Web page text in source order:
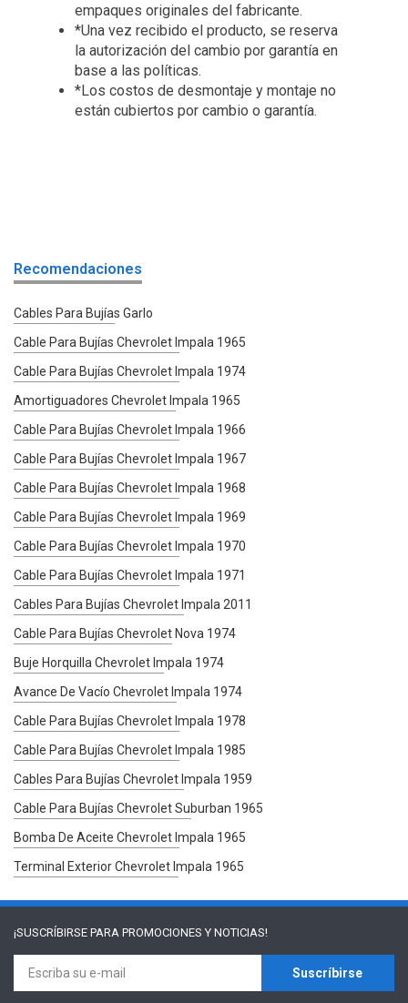
empaques originales del fabricante.
*Una vez recibido el producto, se reserva
la autorización del cambio por garantía en
base a las políticas.
*Los costos de desmontaje y montaje no
están cubiertos por cambio o garantía.
Recomendaciones
Cables Para Bujías Garlo
Cable Para Bujías Chevrolet Impala 1965
Cable Para Bujías Chevrolet Impala 1974
Amortiguadores Chevrolet Impala 1965
Cable Para Bujías Chevrolet Impala 1966
Cable Para Bujías Chevrolet Impala 1967
Cable Para Bujías Chevrolet Impala 1968
Cable Para Bujías Chevrolet Impala 1969
Cable Para Bujías Chevrolet Impala 1970
Cable Para Bujías Chevrolet Impala 1971
Cables Para Bujías Chevrolet Impala 2011
Cable Para Bujías Chevrolet Nova 1974
Buje Horquilla Chevrolet Impala 1974
Avance De Vacío Chevrolet Impala 1974
Cable Para Bujías Chevrolet Impala 1978
Cable Para Bujías Chevrolet Impala 1985
Cables Para Bujías Chevrolet Impala 1959
Cable Para Bujías Chevrolet Suburban 1965
Bomba De Aceite Chevrolet Impala 1965
Terminal Exterior Chevrolet Impala 1965
¡SUSCRÍBIRSE PARA PROMOCIONES Y NOTICIAS!
Suscríbirse